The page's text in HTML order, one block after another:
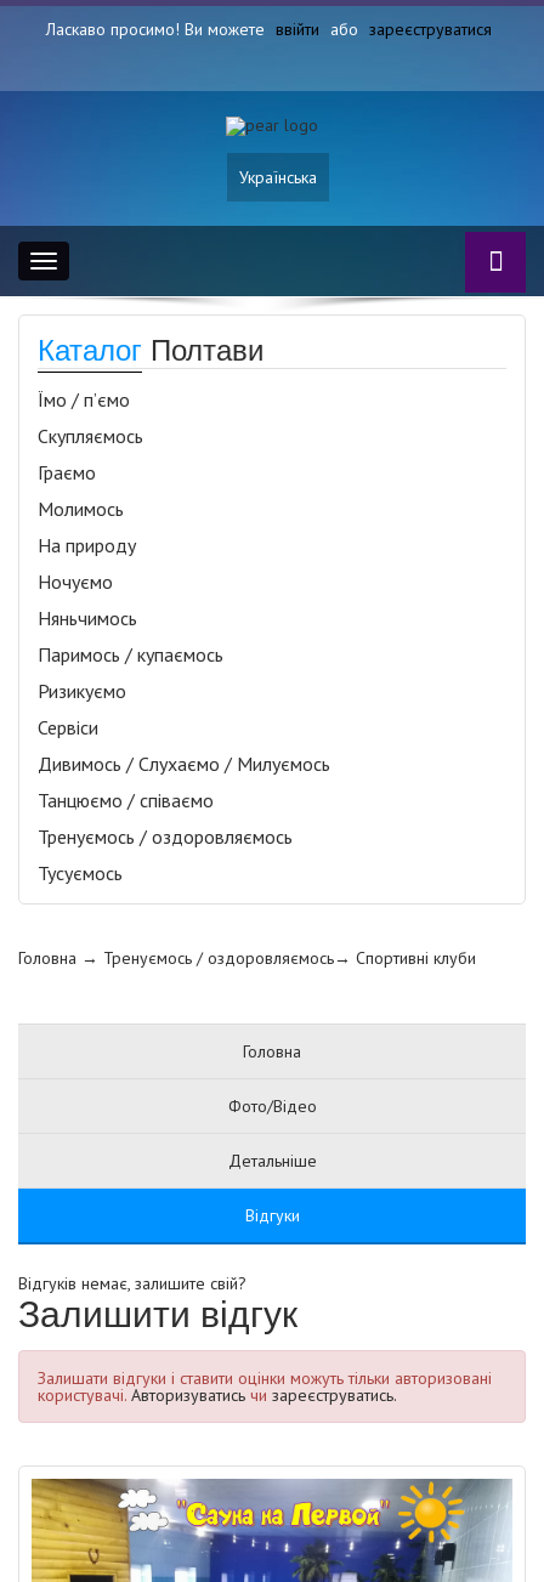
Ласкаво просимо! Ви можете ввійти або зареєструватися
Українська
Toggle
navigation
Каталог Полтави
Їмо / п’ємо
Скупляємось
Граємо
Молимось
На природу
Ночуємо
Няньчимось
Паримось / купаємось
Ризикуємо
Сервіси
Дивимось / Слухаємо / Милуємось
Танцюємо / співаємо
Тренуємось / оздоровляємось
Тусуємось
Головна → Тренуємось / оздоровляємось→ Спортивні клуби
Головна
Фото/Відео
Детальніше
Відгуки
Відгуків немає, залишите свій?
Залишити відгук
Залишати відгуки і ставити оцінки можуть тільки авторизовані
користувачі. Авторизуватись чи зареєструватись.